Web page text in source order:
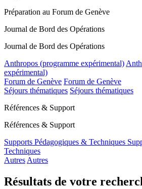
Préparation au Forum de Genève
Journal de Bord des Opérations
Journal de Bord des Opérations
Anthropos (programme expérimental)
expérimental)
Forum de Genève Forum de Genève
Séjours thématiques Séjours thématiques
Références & Support
Références & Support
Supports Pédagogiques & Techniques
Techniques
AutresAutres
Résultats de votre